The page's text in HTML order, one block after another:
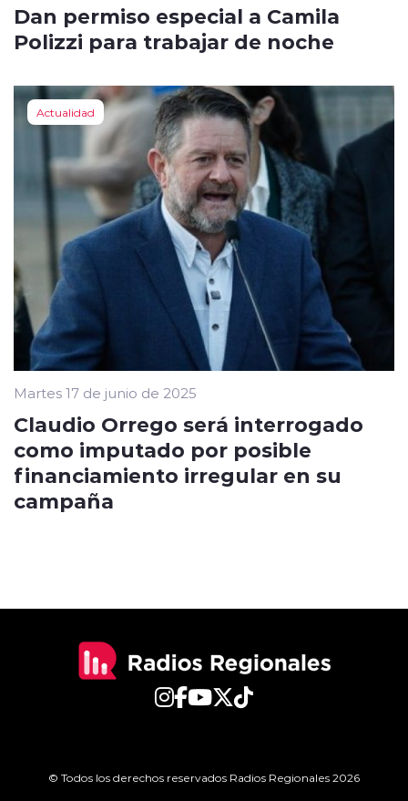
Dan permiso especial a Camila
Polizzi para trabajar de noche
Actualidad
Martes 17 de junio de 2025
Claudio Orrego será interrogado
como imputado por posible
financiamiento irregular en su
campaña
© Todos los derechos reservados Radios Regionales 2026